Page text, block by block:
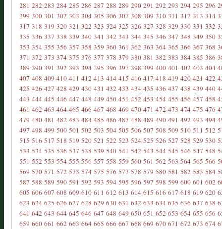
281 282 283 284 285 286 287 288 289 290 291 292 293 294 295 296
299 300 301 302 303 304 305 306 307 308 309 310 311 312 313 314
317 318 319 320 321 322 323 324 325 326 327 328 329 330 331 332
335 336 337 338 339 340 341 342 343 344 345 346 347 348 349 350
353 354 355 356 357 358 359 360 361 362 363 364 365 366 367 368
371 372 373 374 375 376 377 378 379 380 381 382 383 384 385 386
389 390 391 392 393 394 395 396 397 398 399 400 401 402 403 404
407 408 409 410 411 412 413 414 415 416 417 418 419 420 421 422
425 426 427 428 429 430 431 432 433 434 435 436 437 438 439 440
443 444 445 446 447 448 449 450 451 452 453 454 455 456 457 458
461 462 463 464 465 466 467 468 469 470 471 472 473 474 475 476
479 480 481 482 483 484 485 486 487 488 489 490 491 492 493 494
497 498 499 500 501 502 503 504 505 506 507 508 509 510 511 512
515 516 517 518 519 520 521 522 523 524 525 526 527 528 529 530
533 534 535 536 537 538 539 540 541 542 543 544 545 546 547 548
551 552 553 554 555 556 557 558 559 560 561 562 563 564 565 566
569 570 571 572 573 574 575 576 577 578 579 580 581 582 583 584
587 588 589 590 591 592 593 594 595 596 597 598 599 600 601 602
605 606 607 608 609 610 611 612 613 614 615 616 617 618 619 620
623 624 625 626 627 628 629 630 631 632 633 634 635 636 637 638
641 642 643 644 645 646 647 648 649 650 651 652 653 654 655 656
659 660 661 662 663 664 665 666 667 668 669 670 671 672 673 674